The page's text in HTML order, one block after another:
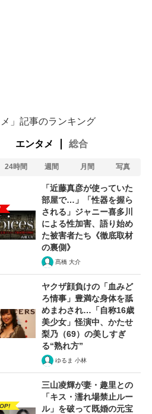
メ」記事のランキング
エンタメ 総合
24時間 週間 月間 写真
「近藤真彦が使っていた
部屋で…」「性器を握ら
される」ジャニー喜多川
による性加害、語り始め
た被害者たち《徹底取材
の裏側》
髙橋 大介
ヤクザ顔負けの「血みど
ろ情事」豊満な身体を舐
めまわされ…「自称16歳
美少女」怪演中、かたせ
梨乃（69）の美しすぎ
る“熟れ方”
ゆるま 小林
三山凌輝が妻・趣里との
「キス・濡れ場禁止ルー
ル」を破って既婚の元宝